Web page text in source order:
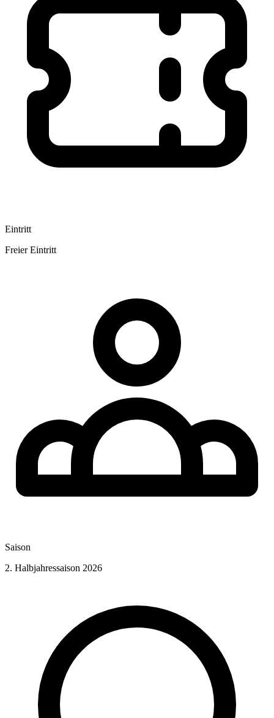
Eintritt
Freier Eintritt
Saison
2. Halbjahressaison 2026